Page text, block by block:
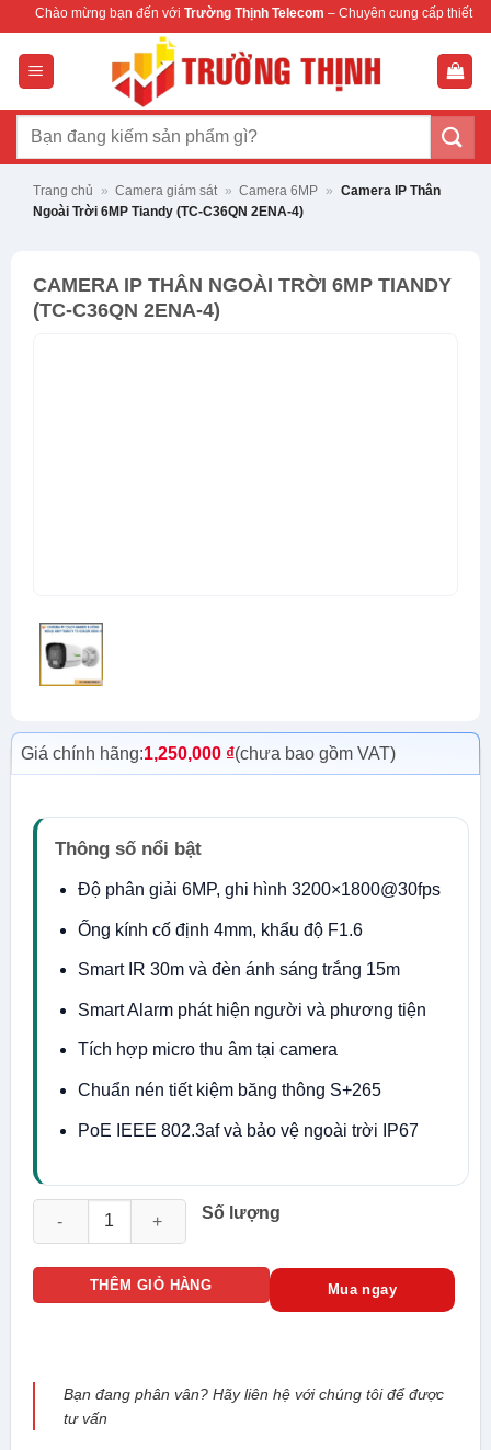
dung
bạn đến vớiTrường Thịnh Telecom – Chuyên cung cấp thiết bị mạng &
Tìm
Trang chủ » Camera giám sát » Camera 6MP » Camera IP Thân
Ngoài Trời 6MP Tiandy (TC-C36QN 2ENA-4)
CAMERA IP THÂN NGOÀI TRỜI 6MP TIANDY
(TC-C36QN 2ENA-4)
Giá chính hãng:1,250,000 ₫(chưa bao gồm VAT)
Thông số nổi bật
Độ phân giải 6MP, ghi hình 3200×1800@30fps
Ống kính cố định 4mm, khẩu độ F1.6
Smart IR 30m và đèn ánh sáng trắng 15m
Smart Alarm phát hiện người và phương tiện
Tích hợp micro thu âm tại camera
Chuẩn nén tiết kiệm băng thông S+265
PoE IEEE 802.3af và bảo vệ ngoài trời IP67
Số lượng
Camera IP Thân Ngoài Trời 6MP Tiandy (TC-C36QN 2ENA-4)
THÊM GIỎ HÀNG Mua ngay
Bạn đang phân vân? Hãy liên hệ với chúng tôi để được
tư vấn